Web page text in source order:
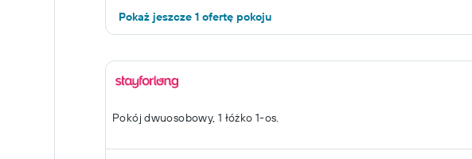
Pokaż jeszcze 1 ofertę pokoju
Pokój dwuosobowy, 1 łóżko 1-os.